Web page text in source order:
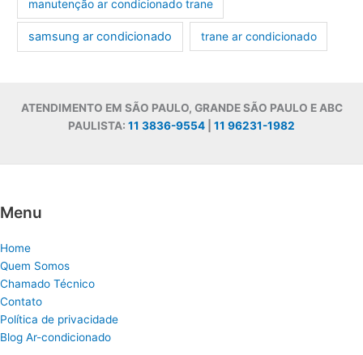
manutenção ar condicionado trane
samsung ar condicionado trane ar condicionado
ATENDIMENTO EM SÃO PAULO, GRANDE SÃO PAULO E ABC
PAULISTA: 11 3836-9554 11 96231-1982
Menu
Home
Quem Somos
Chamado Técnico
Contato
Política de privacidade
Blog Ar-condicionado